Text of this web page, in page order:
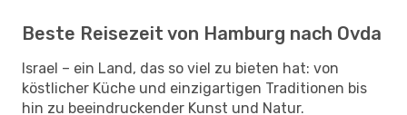
Beste Reisezeit von Hamburg nach Ovda
Israel – ein Land, das so viel zu bieten hat: von
köstlicher Küche und einzigartigen Traditionen bis
hin zu beeindruckender Kunst und Natur.